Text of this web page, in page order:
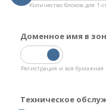
Количество блоков для
Доменное имя в
Регистрация и вся
Техническое